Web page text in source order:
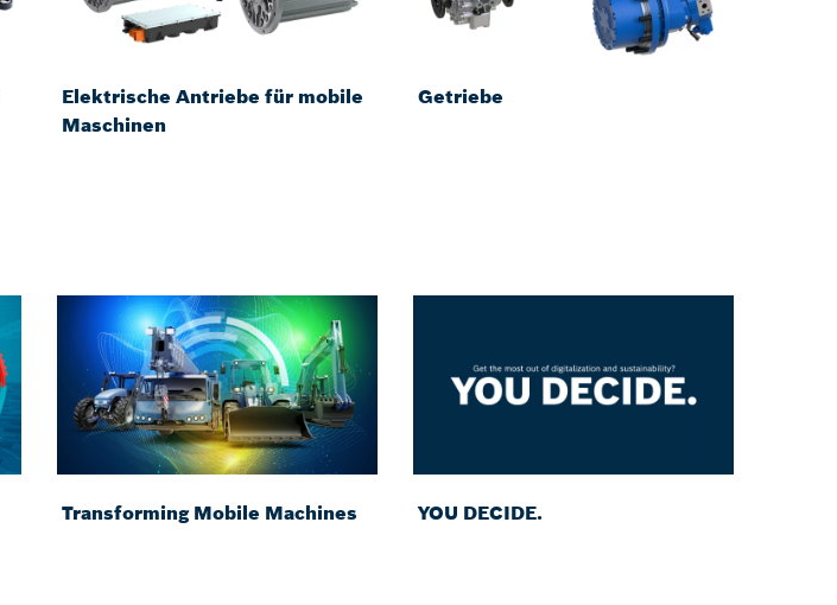
Elektrische Antriebe für mobile
Maschinen
Getriebe
Transforming Mobile Machines YOU DECIDE.